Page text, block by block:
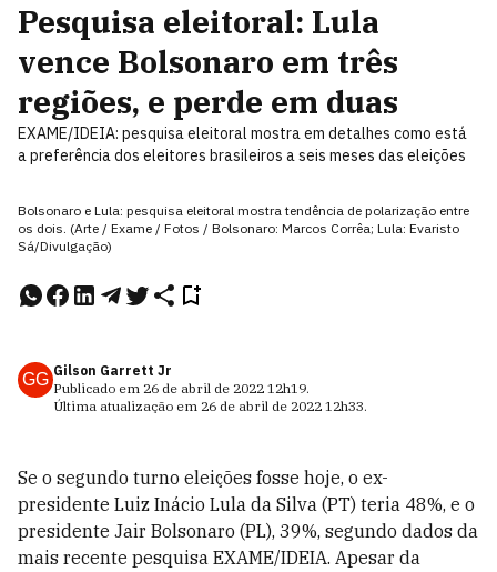
Pesquisa eleitoral: Lula
vence Bolsonaro em três
regiões, e perde em duas
EXAME/IDEIA: pesquisa eleitoral mostra em detalhes como está
a preferência dos eleitores brasileiros a seis meses das eleições
Bolsonaro e Lula: pesquisa eleitoral mostra tendência de polarização entre
os dois. (Arte / Exame / Fotos / Bolsonaro: Marcos Corrêa; Lula: Evaristo
Sá/Divulgação)
GG Gilson Garrett Jr
Publicado em 26 de abril de 2022 12h19.
Última atualização em 26 de abril de 2022 12h33.
Se o segundo turno eleições fosse hoje, o ex-
presidente Luiz Inácio Lula da Silva (PT) teria 48%, e o
presidente Jair Bolsonaro (PL), 39%, segundo dados da
mais recente pesquisa EXAME/IDEIA. Apesar da